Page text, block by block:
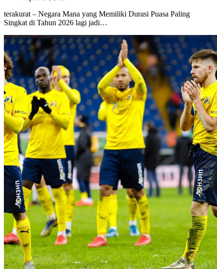
terakurat – Negara Mana yang Memiliki Durasi Puasa Paling
Singkat di Tahun 2026 lagi jadi…